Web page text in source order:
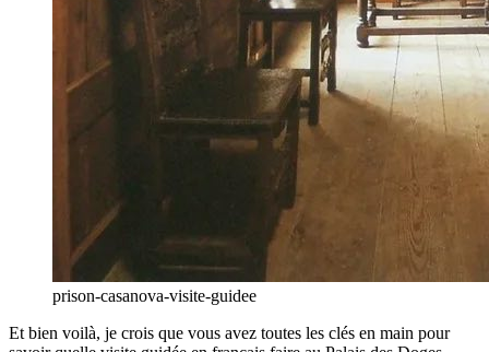
prison-casanova-visite-guidee
Et bien voilà, je crois que vous avez toutes les clés en main pour